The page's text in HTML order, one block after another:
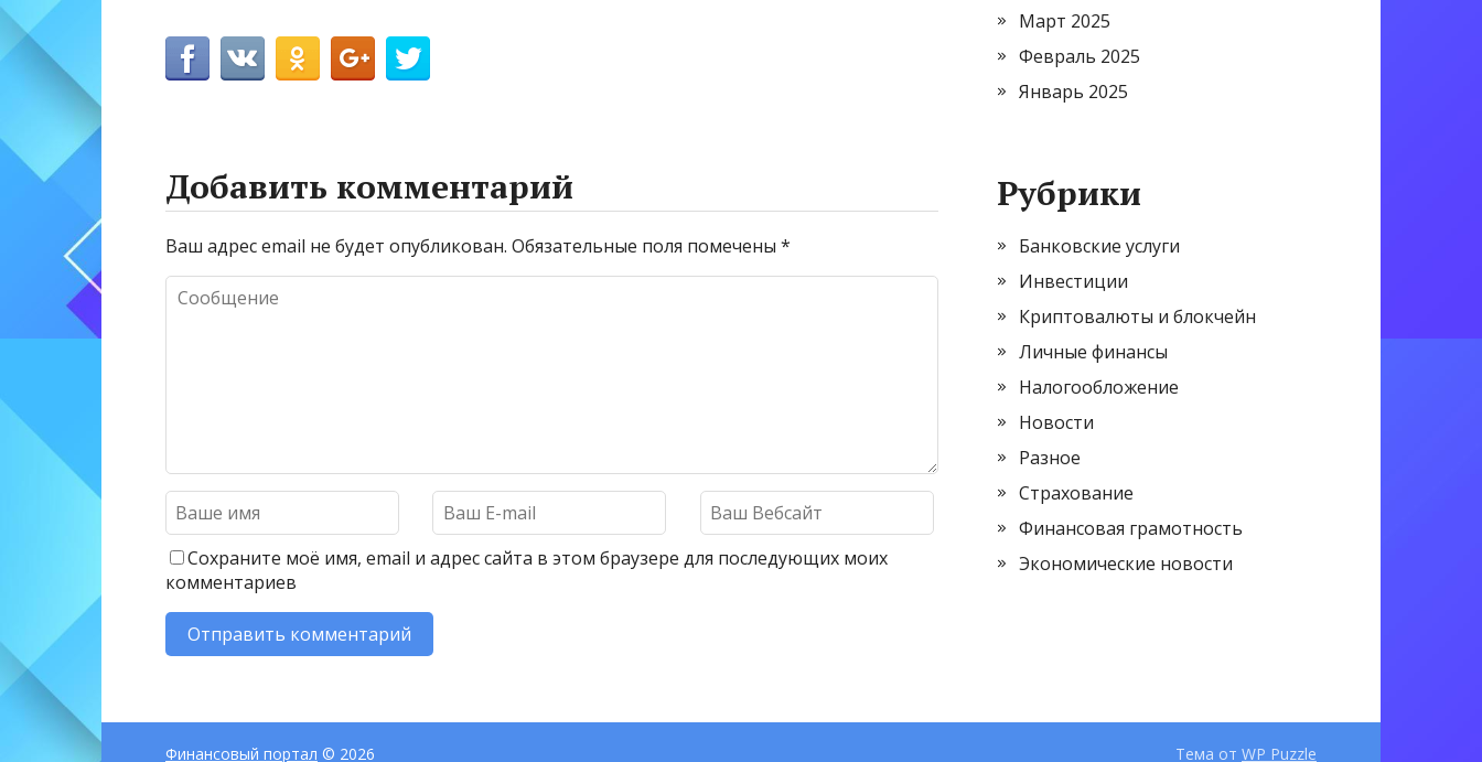
Добавить комментарий
Ваш адрес email не будет опубликован. Обязательные поля помечены *
Сохраните моё имя, email и адрес сайта в этом браузере для последующих моих
комментариев
Март 2025
Февраль 2025
Январь 2025
Рубрики
Банковские услуги
Инвестиции
Криптовалюты и блокчейн
Личные финансы
Налогообложение
Новости
Разное
Страхование
Финансовая грамотность
Экономические новости
Финансовый портал © 2026 Тема от WP Puzzle